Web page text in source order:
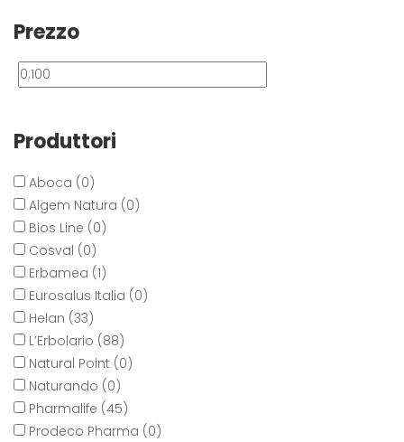
Prezzo
Produttori
Aboca (0)
Algem Natura (0)
Bios Line (0)
Cosval (0)
Erbamea (1)
Eurosalus Italia (0)
Helan (33)
L’Erbolario (88)
Natural Point (0)
Naturando (0)
Pharmalife (45)
Prodeco Pharma (0)